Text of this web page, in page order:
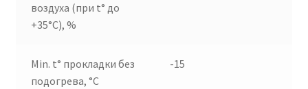
воздуха (при t° до
+35°C), %
Min. t° прокладки без
подогрева, °C
-15